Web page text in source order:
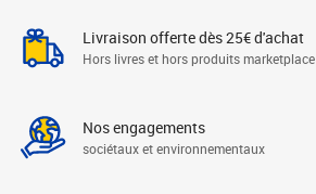
Livraison offerte dès 25€ d'achat
Hors livres et hors produits marketplace
Nos engagements
sociétaux et environnementaux